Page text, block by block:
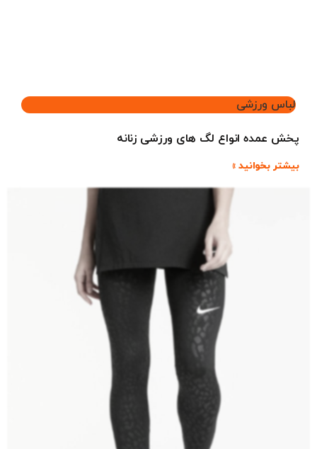
لباس ورزشی
پخش عمده انواع لگ های ورزشی زنانه
بیشتر بخوانید »